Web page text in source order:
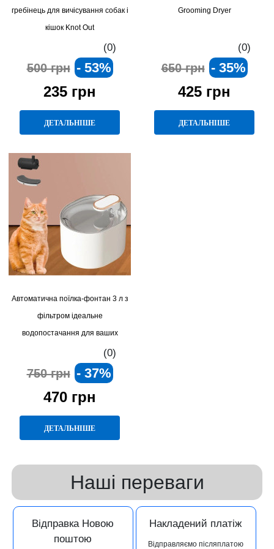
гребінець для вичісування собак і
кішок Knot Out
(0)
500 грн - 53%
235 грн
ДЕТАЛЬНІШЕ
Grooming Dryer
(0)
650 грн - 35%
425 грн
ДЕТАЛЬНІШЕ
Автоматична поїлка-фонтан 3 л з
фільтром ідеальне
водопостачання для ваших
(0)
750 грн - 37%
470 грн
ДЕТАЛЬНІШЕ
Наші переваги
Відправка Новою
поштою
Накладений платіж
Відправляємо післяплатою